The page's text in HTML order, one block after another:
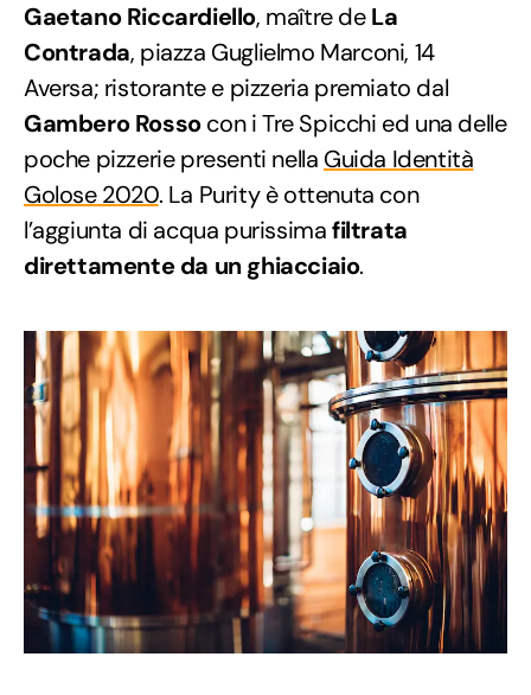
Gaetano Riccardiello, maître deLa
Contrada, piazza Guglielmo Marconi, 14
Aversa; ristorante e pizzeria premiato dal
Gambero Rossocon i Tre Spicchi ed una delle
poche pizzerie presenti nella Guida Identità
Golose 2020. La Purity è ottenuta con
l’aggiunta di acqua purissimafiltrata
direttamente da un ghiacciaio.